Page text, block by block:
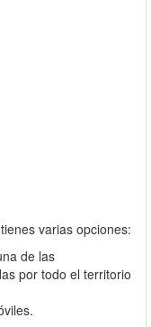
tienes varias opciones:
de las
por todo el territorio